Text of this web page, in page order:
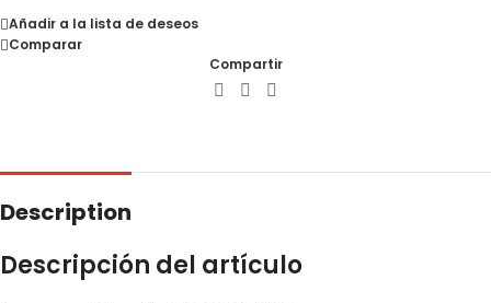
Añadir a la lista de deseos
Comparar
Compartir
Description
Descripción del artículo